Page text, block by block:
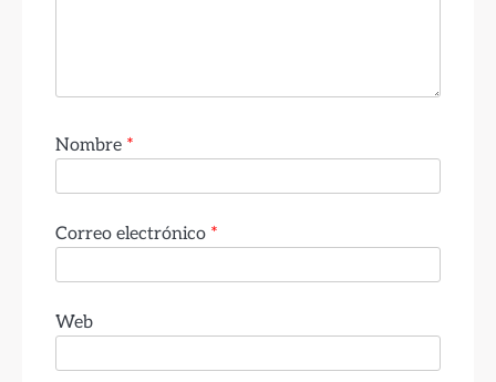
Nombre *
Correo electrónico *
Web